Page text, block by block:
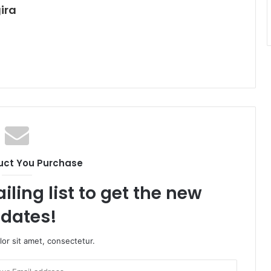
You Purchase
list to get the new
sit amet, consectetur.